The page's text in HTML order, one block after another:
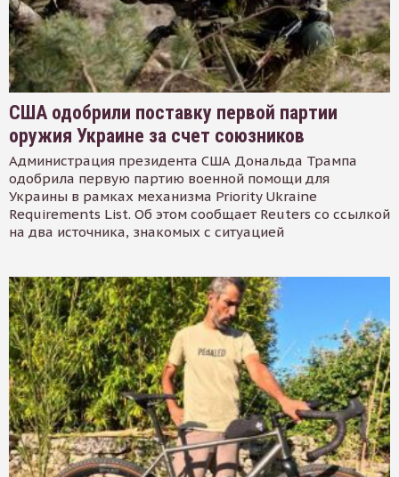
США одобрили поставку первой партии
оружия Украине за счет союзников
Администрация президента США Дональда Трампа
одобрила первую партию военной помощи для
Украины в рамках механизма Priority Ukraine
Requirements List. Об этом сообщает Reuters со ссылкой
на два источника, знакомых с ситуацией